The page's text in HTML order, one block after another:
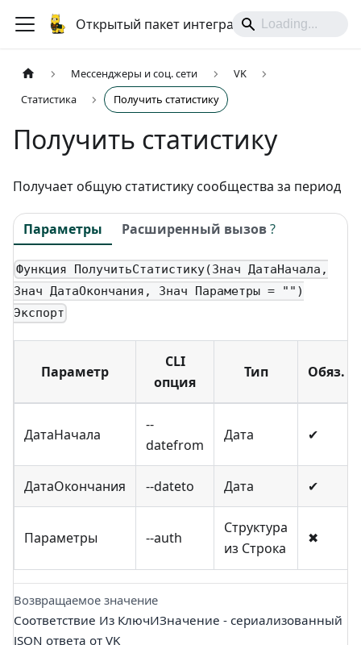
Открытый пакет интеграций
Мессенджеры и соц. сети
VK
Статистика
Получить статистику
Получить статистику
Получает общую статистику сообщества за период
Параметры Расширенный вызов?
Функция ПолучитьСтатистику(Знач ДатаНачала,
Знач ДатаОкончания, Знач Параметры = "")
Экспорт
Параметр
CLI
опция
Тип Обяз.
ДатаНачала
--
datefrom
Дата ✔
ДатаОкончания --dateto Дата ✔
Параметры --auth
Структура
из Строка
✖
Возвращаемое значение
Соответствие Из КлючИЗначение - сериализованный
JSON ответа от VK